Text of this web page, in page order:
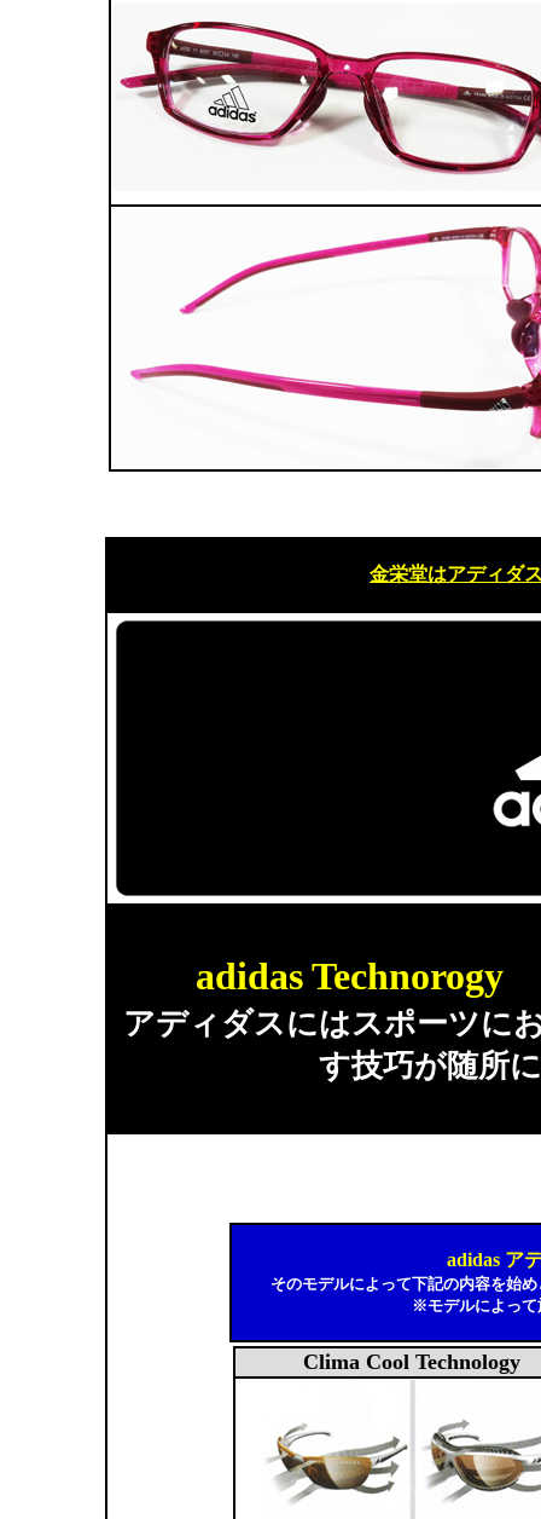
金栄堂はアディダ
adidas
アディダスにはスポーツに
す技巧が随所
adidas ア
そのモデルによって下記の内容を始
※モデルによって
Clima Cool Technology